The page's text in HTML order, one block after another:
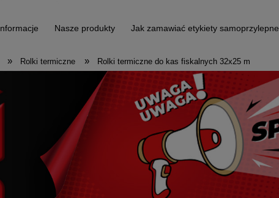
Nasze produkty Jak zamawiać etykiety samoprzylepne
» Rolki termiczne » Rolki termiczne do kas fiskalnych 32x25 m